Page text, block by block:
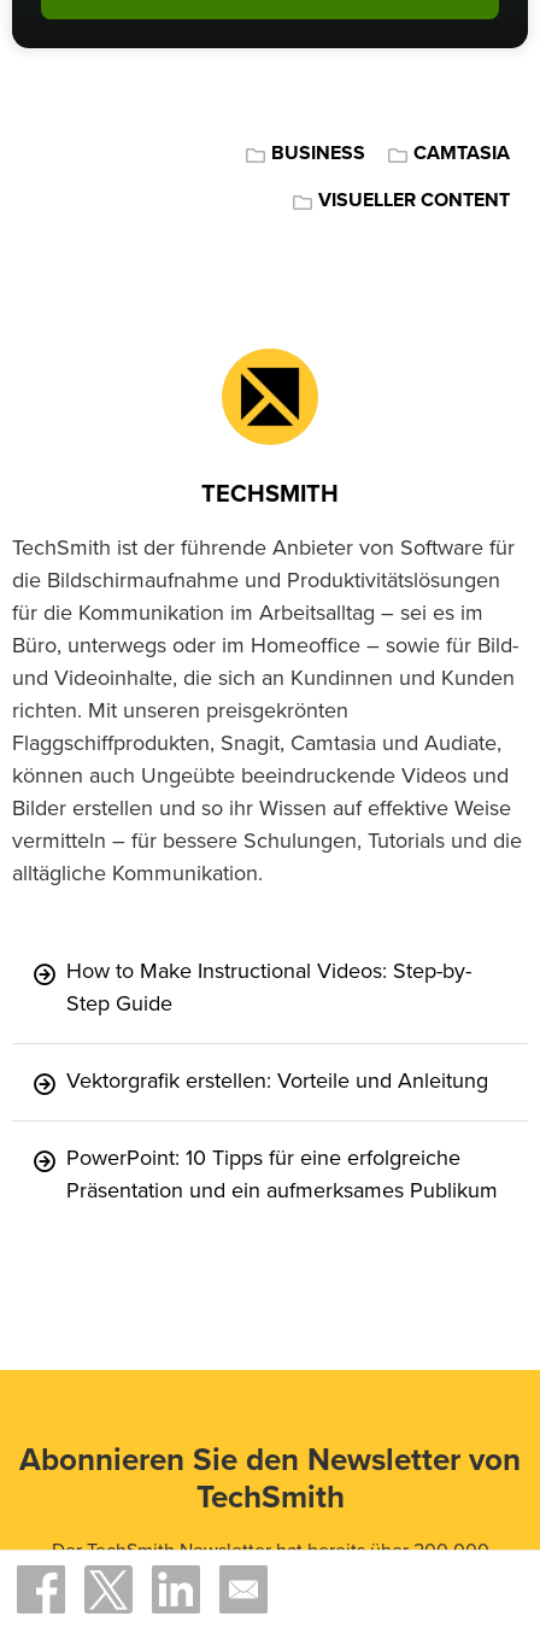
BUSINESS CAMTASIA
VISUELLER CONTENT
TECHSMITH
TechSmith ist der führende Anbieter von Software für
die Bildschirmaufnahme und Produktivitätslösungen
für die Kommunikation im Arbeitsalltag – sei es im
Büro, unterwegs oder im Homeoffice – sowie für Bild-
und Videoinhalte, die sich an Kundinnen und Kunden
richten. Mit unseren preisgekrönten
Flaggschiffprodukten, Snagit, Camtasia und Audiate,
können auch Ungeübte beeindruckende Videos und
Bilder erstellen und so ihr Wissen auf effektive Weise
vermitteln – für bessere Schulungen, Tutorials und die
alltägliche Kommunikation.
How to Make Instructional Videos: Step-by-
Step Guide
Vektorgrafik erstellen: Vorteile und Anleitung
PowerPoint: 10 Tipps für eine erfolgreiche
Präsentation und ein aufmerksames Publikum
Abonnieren Sie den Newsletter von
TechSmith
Der TechSmith Newsletter hat bereits über 200.000
Abonnenten. Melden auch Sie sich an und erhalten Sie
Monat für Monat praktische Tipps und professionelle